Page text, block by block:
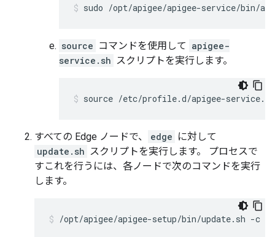
sudo /opt/apigee/apigee-service/bin/
source コマンドを使用して apigee-
service.sh スクリプトを実行します。
source /etc/profile.d/apigee-service.sh
すべての Edge ノードで、 edge に対して
update.sh スクリプトを実行します。 プロセスで
すこれを行うには、各ノードで次のコマンドを実行
します。
/opt/apigee/apigee-setup/bin/update.sh -c